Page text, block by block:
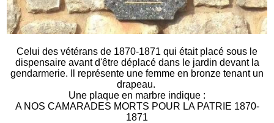
Celui des vétérans de 1870-1871 qui était placé sous le
dispensaire avant d'être déplacé dans le jardin devant la
gendarmerie. Il représente une femme en bronze tenant un
drapeau.
Une plaque en marbre indique :
A NOS CAMARADES MORTS POUR LA PATRIE 1870-
1871